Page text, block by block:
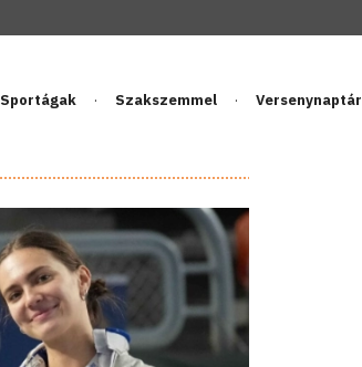
Sportágak Szakszemmel Versenynaptár